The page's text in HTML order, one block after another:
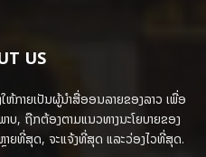
US
ຫ້ກາຍເປັນຜູ້ນຳສື່ອອນລາຍຂອງລາວ ເພື່ອ
ບ, ຖືກຕ້ອງຕາມແນວທາງນະໂຍບາຍຂອງ
ຍທີ່ສຸດ, ຈະແຈ້ງທີ່ສຸດ ແລະວ່ອງໄວທີ່ສຸດ.